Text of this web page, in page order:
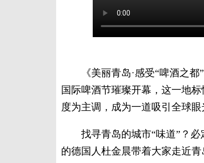
《美丽青岛·感受“啤酒之都
国际啤酒节璀璨开幕，这一地
度为主调，成为一道吸引全球眼
找寻青岛的城市“味道”？必
的德国人杜金晨带着大家走近